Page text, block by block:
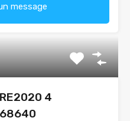
message
4